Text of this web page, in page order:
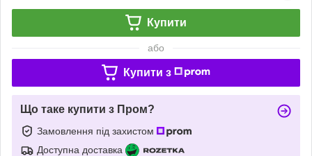
Купити
або
Купити з
Що таке купити з Пром?
Замовлення під захистом
Доступна доставка